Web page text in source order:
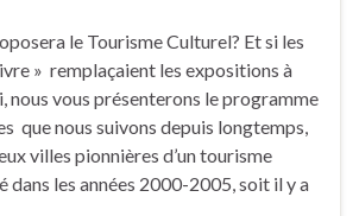
le Tourisme Culturel? Et si les
» remplaçaient les expositions à
nous vous présenterons le programme
que nous suivons depuis longtemps,
villes pionnières d’un tourisme
dans les années 2000-2005, soit il y a